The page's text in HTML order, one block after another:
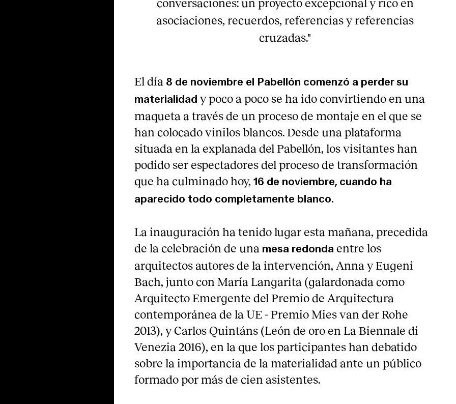
asociaciones, recuerdos, referencias y referencias
cruzadas."
El día 8 de noviembre el Pabellón comenzó a perder su
materialidad y poco a poco se ha ido convirtiendo en una
maqueta a través de un proceso de montaje en el que se
han colocado vinilos blancos. Desde una plataforma
situada en la explanada del Pabellón, los visitantes han
podido ser espectadores del proceso de transformación
que ha culminado hoy, 16 de noviembre, cuando ha
aparecido todo completamente blanco.
La inauguración ha tenido lugar esta mañana, precedida
de la celebración de una mesa redonda entre los
arquitectos autores de la intervención, Anna y Eugeni
Bach, junto con María Langarita (galardonada como
Arquitecto Emergente del Premio de Arquitectura
contemporánea de la UE - Premio Mies van der Rohe
2013), y Carlos Quintáns (León de oro en La Biennale di
Venezia 2016), en la que los participantes han debatido
sobre la importancia de la materialidad ante un público
formado por más de cien asistentes.